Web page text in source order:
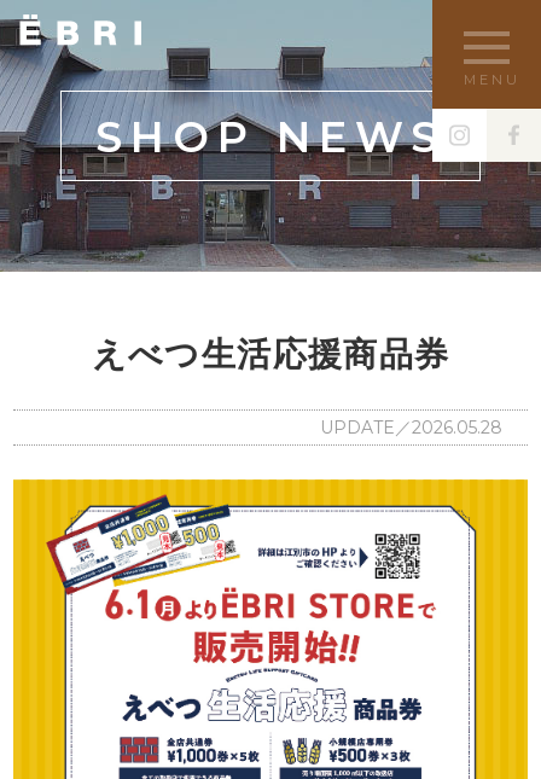
MENU
SHOP NEWS
えべつ生活応援商品券
UPDATE／2026.05.28